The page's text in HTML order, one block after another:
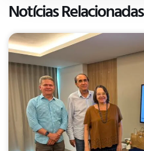
Notícias Relacionadas